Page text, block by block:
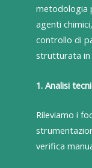
metodologia
agenti
controllo di
strutturata in
1. Analisi
Rileviamo i
verifica